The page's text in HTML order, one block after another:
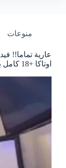
منوعات
عارية تماما!!
اوتاكا +18 كامل بدون تشفير